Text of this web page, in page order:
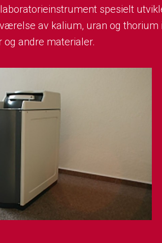
spesielt
av kalium, uran og thorium i
andre materialer.